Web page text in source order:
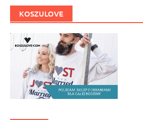
KOSZULOVE